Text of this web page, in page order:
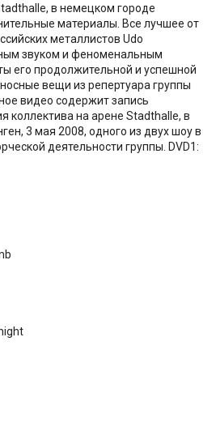
в немецком городе
материалы. Все лучшее от
металлистов Udo
звуком и феноменальным
его продолжительной и успешной
вещи из репертуара группы
видео содержит запись
коллектива на арене Stadthalle, в
3 мая 2008, одного из двух шоу в
деятельности группы. DVD1: